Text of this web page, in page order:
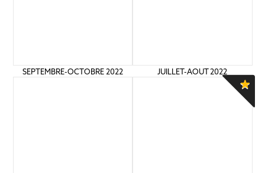
SEPTEMBRE-OCTOBRE 2022 JUILLET-AOUT 2022